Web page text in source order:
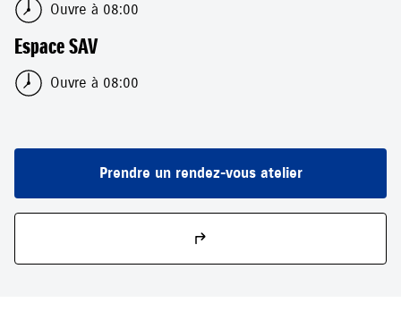
Ouvre à 08:00
Espace SAV
Ouvre à 08:00
Prendre un rendez-vous atelier